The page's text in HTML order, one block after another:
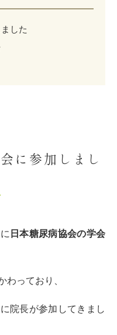
した
に参加しまし
日本糖尿病協会の学会
わっており、
院長が参加してきまし